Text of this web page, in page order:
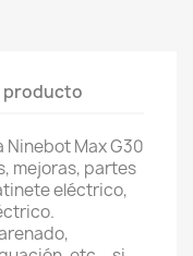
producto
Ninebot Max G30
mejoras, partes
eléctrico,